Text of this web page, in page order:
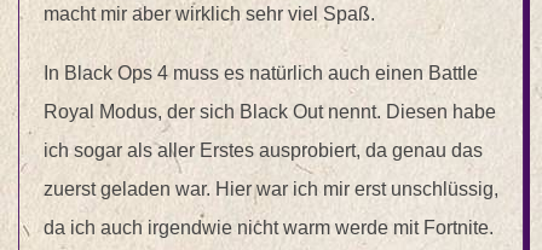
macht mir aber wirklich sehr viel Spaß.
In Black Ops 4 muss es natürlich auch einen Battle
Royal Modus, der sich Black Out nennt. Diesen habe
ich sogar als aller Erstes ausprobiert, da genau das
zuerst geladen war. Hier war ich mir erst unschlüssig,
da ich auch irgendwie nicht warm werde mit Fortnite.